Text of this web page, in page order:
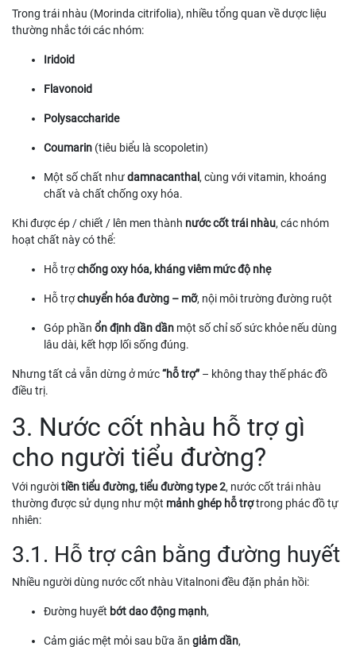
Trong trái nhàu (Morinda citrifolia), nhiều tổng quan về dược liệu
thường nhắc tới các nhóm:
Iridoid
Flavonoid
Polysaccharide
Coumarin (tiêu biểu là scopoletin)
Một số chất nhưdamnacanthal , cùng với vitamin, khoáng
chất và chất chống oxy hóa.
Khi được ép / chiết / lên men thành nước cốt trái nhàu, các nhóm
hoạt chất này có thể:
Hỗ trợchống oxy hóa, kháng viêm mức độ nhẹ
Hỗ trợchuyển hóa đường – mỡ, nội môi trường đường ruột
Góp phần ổn định dần dần một số chỉ số sức khỏe nếu dùng
lâu dài, kết hợp lối sống đúng.
Nhưng tất cả vẫn dừng ở mức“hỗ trợ” – không thay thế phác đồ
điều trị.
3. Nước cốt nhàu hỗ trợ gì
cho người tiểu đường?
Với ngườitiền tiểu đường, tiểu đường type 2, nước cốt trái nhàu
thường được sử dụng như một mảnh ghép hỗ trợtrong phác đồ tự
nhiên:
3.1. Hỗ trợ cân bằng đường huyết
Nhiều người dùng nước cốt nhàu Vitalnoni đều đặn phản hồi:
Đường huyết bớt dao động mạnh,
Cảm giác mệt mỏi sau bữa ăn giảm dần,